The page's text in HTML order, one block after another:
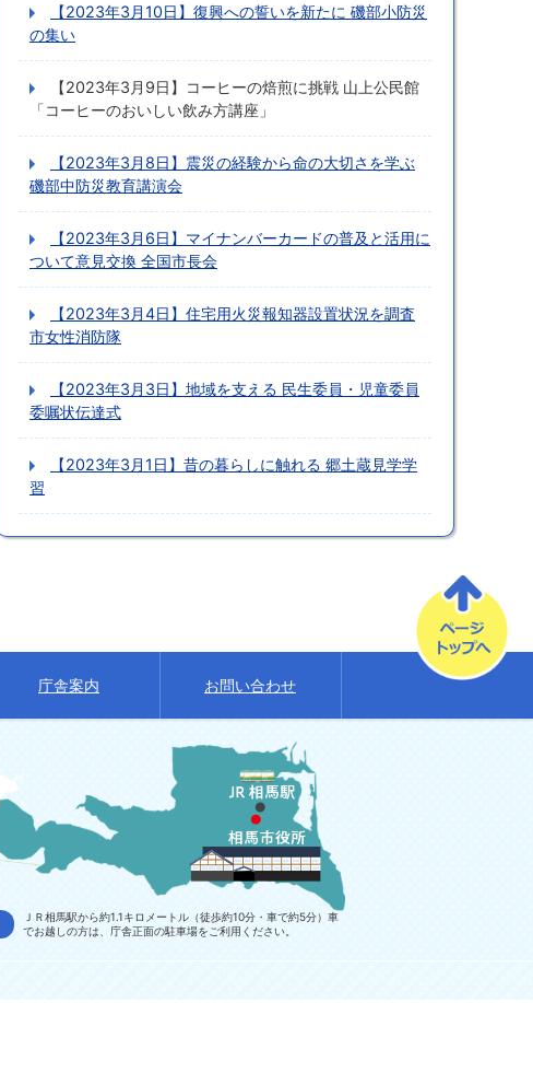
【2023年3月10日】復興への誓いを新たに 磯部小防災
の集い
【2023年3月9日】コーヒーの焙煎に挑戦 山上公民館
「コーヒーのおいしい飲み方講座」
【2023年3月8日】震災の経験から命の大切さを学ぶ
磯部中防災教育講演会
【2023年3月6日】マイナンバーカードの普及と活用に
ついて意見交換 全国市長会
【2023年3月4日】住宅用火災報知器設置状況を調査
市女性消防隊
【2023年3月3日】地域を支える 民生委員・児童委員
委嘱状伝達式
【2023年3月1日】昔の暮らしに触れる 郷土蔵見学学
習
庁舎案内 お問い合わせ
ＪＲ相馬駅から約1.1キロメートル（徒歩約10分・車で約5分）車
でお越しの方は、庁舎正面の駐車場をご利用ください。